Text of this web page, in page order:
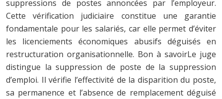
suppressions de postes annoncées par l’employeur.
Cette vérification judiciaire constitue une garantie
fondamentale pour les salariés, car elle permet d’éviter
les licenciements économiques abusifs déguisés en
restructuration organisationnelle. Bon à savoirLe juge
distingue la suppression de poste de la suppression
d’emploi. Il vérifie l’effectivité de la disparition du poste,
sa permanence et l’absence de remplacement déguisé